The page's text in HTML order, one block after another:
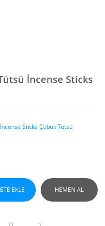
İncense Sticks
Sticks Çubuk Tütsü
EKLE HEMEN AL